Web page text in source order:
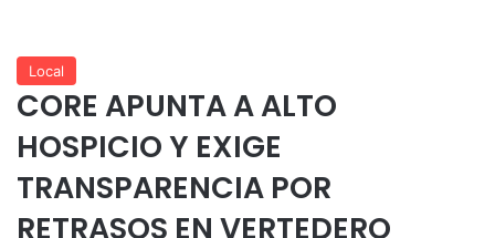
Local
CORE APUNTA A ALTO
HOSPICIO Y EXIGE
TRANSPARENCIA POR
RETRASOS EN VERTEDERO